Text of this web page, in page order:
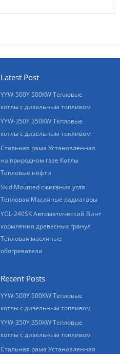
Latest Post
YYW-500Y 500KW Тепловые
котлы с дизельным топливом
YYW-350Y 350KW Тепловые
котлы с дизельным топливом
Стальная рама Установленная
на природном газе Котлы
Тепловые нефти
Skid Mounted сжигания угля
Тепловая Масляные радиаторы
YGL-240SK Автоматический Винт
кормления древесных гранул
Тепловая масляные
обогреватели
Recent Posts
YYW-500Y 500KW Тепловые
котлы с дизельным топливом
YYW-350Y 350KW Тепловые
котлы с дизельным топливом
Стальная рама Установленная